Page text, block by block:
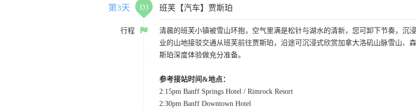
第3天 D3 班芙【汽车】贾斯珀
行程
清晨的班芙小镇被雪山环抱，空气里满是松针与湖水的清新，您可卸下节奏，沉
业的山地接驳交通从班芙前往贾斯珀，沿途可沉浸式欣赏加拿大洛矶山脉雪山、
斯珀深度体验做充分准备。
参考接站时间&地点：
2:15pm Banff Springs Hotel / Rimrock Resort
2:30pm Banff Downtown Hotel